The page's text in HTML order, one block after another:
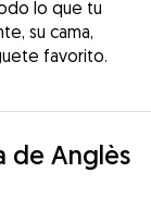
lo que tu
su cama,
favorito.
de Anglès